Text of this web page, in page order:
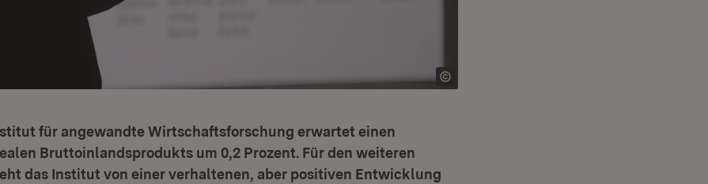
für angewandte Wirtschaftsforschung erwartet einen
Bruttoinlandsprodukts um 0,2 Prozent. Für den weiteren
das Institut von einer verhaltenen, aber positiven Entwicklung